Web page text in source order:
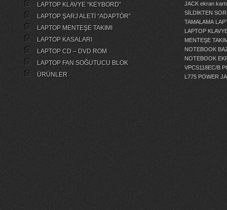
LAPTOP KLAVYE “KEYBORD”
LAPTOP ŞARJ ALETİ “ADAPTÖR”
LAPTOP MENTEŞE TAKIMI
LAPTOP KASALARI
LAPTOP CD – DVD ROM
LAPTOP FAN SOĞUTUCU BLOK
ÜRÜNLER
JACK ekran
SİLDİKTEN
TAMALAMA
LAPTOP
MENTEŞE
NOTEBOOK
NOTEBOOK
VPCS118EC/B
L775 POWER